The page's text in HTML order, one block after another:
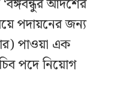
আদর্শের
পদায়নের জন্য
পাওয়া এক
পদে নিয়োগ